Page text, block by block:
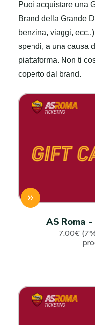
Puoi acquistare una
Brand della Grande
benzina, viaggi,
spendi, a una causa
piattaforma. Non ti
coperto dal brand.
AS Roma
7.00€